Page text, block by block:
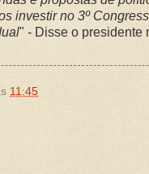
investir no 3º
" - Disse o presidente
11:45